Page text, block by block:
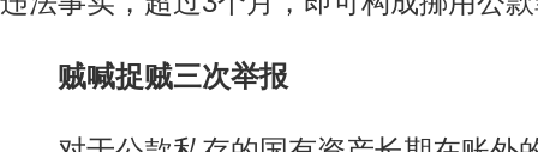
贼喊捉贼三次举报